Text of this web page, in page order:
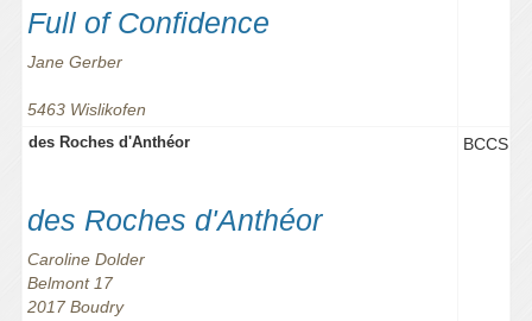
Full of Confidence
Jane Gerber
5463 Wislikofen
des Roches d'Anthéor
des Roches d'Anthéor
Caroline Dolder
Belmont 17
2017 Boudry
BCCS